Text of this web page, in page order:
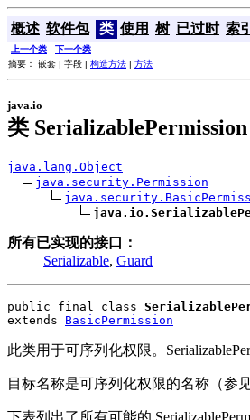
概述 软件包 类 使用 树 已过时 索引
上一个类 下一个类
摘要： 嵌套 | 字段 | 构造方法 | 方法
java.io
类 SerializablePermission
java.lang.Object
java.security.Permission
所有已实现的接口：
Serializable, Guard
public final class
extends BasicPermission
此类用于可序列化权限。
目标名称是可序列化权限的名称（参
下表列出了所有可能的